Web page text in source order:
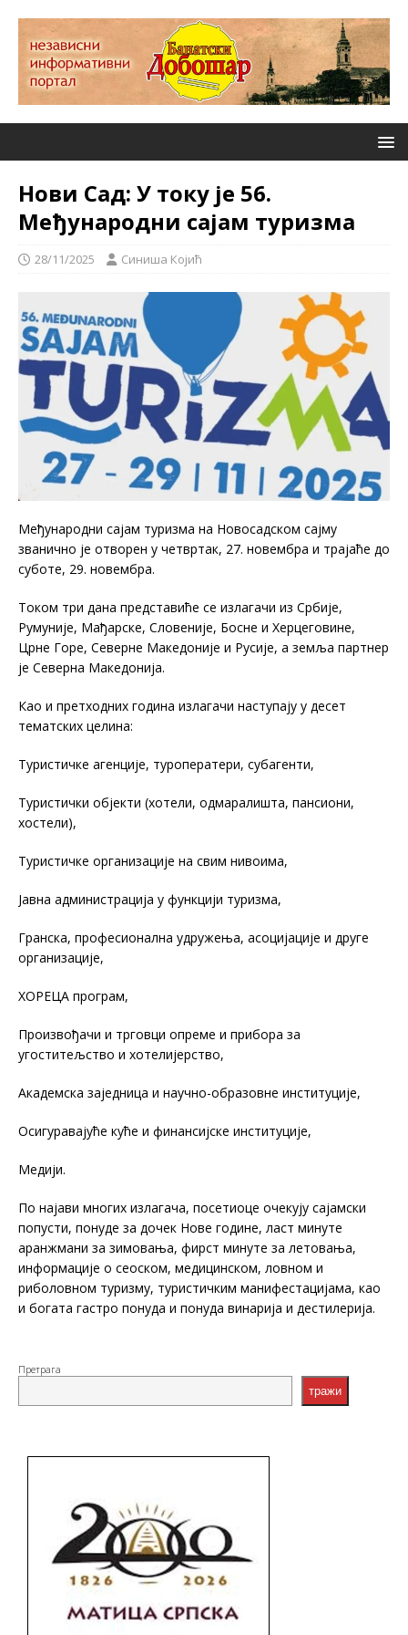
Нови Сад: У току је 56.
Међународни сајам туризма
28/11/2025 Синиша Којић
Међународни сајам туризма на Новосадском сајму
званично је отворен у четвртак, 27. новембра и трајаће до
суботе, 29. новембра.
Током три дана представиће се излагачи из Србије,
Румуније, Мађарске, Словеније, Босне и Херцеговине,
Црне Горе, Северне Македоније и Русије, а земља партнер
је Северна Македонија.
Као и претходних година излагачи наступају у десет
тематских целина:
Туристичке агенције, туроператери, субагенти,
Туристички објекти (хотели, одмаралишта, пансиони,
хостели),
Туристичке организације на свим нивоима,
Јавна администрација у функцији туризма,
Гранска, професионална удружења, асоцијације и друге
организације,
ХОРЕЦА програм,
Произвођачи и трговци опреме и прибора за
угоститељство и хотелијерство,
Академска заједница и научно-образовне институције,
Осигуравајуће куће и финансијске институције,
Медији.
По најави многих излагача, посетиоце очекују сајамски
попусти, понуде за дочек Нове године, ласт минуте
аранжмани за зимовања, фирст минуте за летовања,
информације о сеоском, медицинском, ловном и
риболовном туризму, туристичким манифестацијама, као
и богата гастро понуда и понуда винарија и дестилерија.
Претрага
тражи